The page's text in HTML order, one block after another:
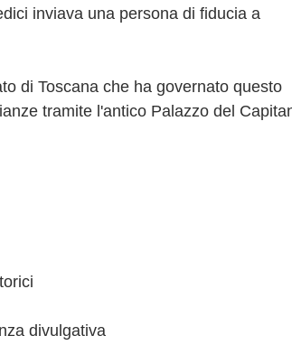
inviava una persona di fiducia a
di Toscana che ha governato questo
tramite l'antico Palazzo del
divulgativa
21
04 05